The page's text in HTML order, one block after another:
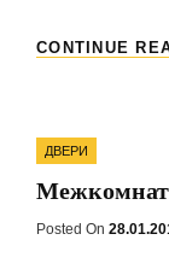
CONTINUE
Categories
ДВЕРИ
Posted On Posted